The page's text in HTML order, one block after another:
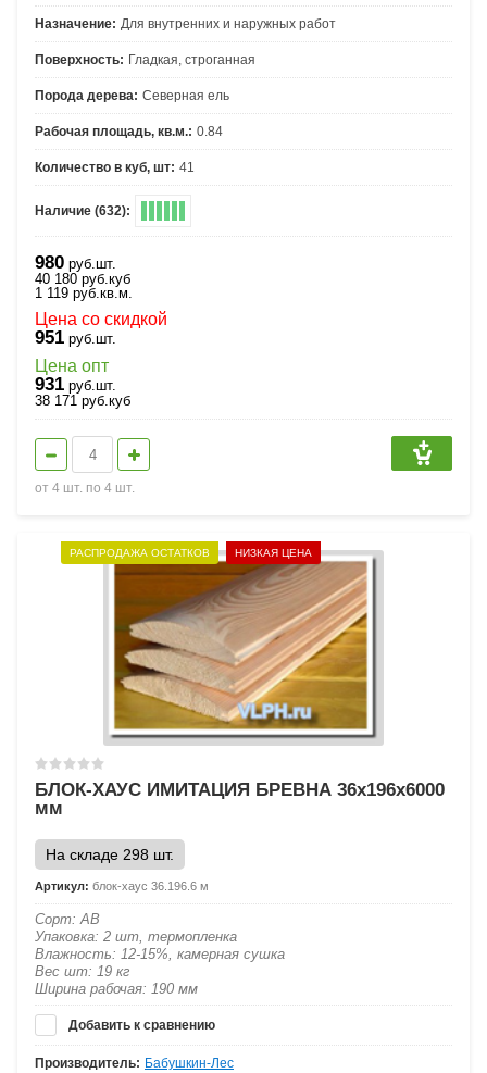
Назначение: Для внутренних и наружных работ
Поверхность: Гладкая, строганная
Порода дерева: Северная ель
Рабочая площадь, кв.м.: 0.84
Количество в куб, шт: 41
Наличие (632):
980 руб.шт.
40 180 руб.куб
1 119 руб.кв.м.
Цена со скидкой
951 руб.шт.
Цена опт
931 руб.шт.
38 171 руб.куб
от 4 шт. по 4 шт.
РАСПРОДАЖА ОСТАТКОВ НИЗКАЯ ЦЕНА
БЛОК-ХАУС ИМИТАЦИЯ БРЕВНА 36х196х6000
мм
На складе 298 шт.
Артикул: блок-хаус 36.196.6 м
Сорт: АВ
Упаковка: 2 шт, термопленка
Влажность: 12-15%, камерная сушка
Вес шт: 19 кг
Ширина рабочая: 190 мм
Добавить к сравнению
Производитель: Бабушкин-Лес